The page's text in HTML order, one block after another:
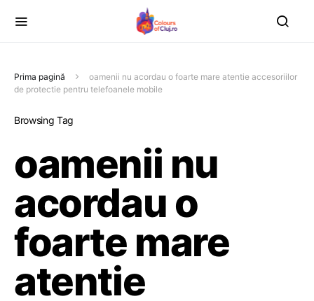
Prima pagină
oamenii nu acordau o foarte mare atentie accesoriilor
de protectie pentru telefoanele mobile
Browsing Tag
oamenii nu
acordau o
foarte mare
atentie